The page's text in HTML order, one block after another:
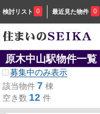
検討リスト 0 最近見た物件 0
原木中山駅物件一覧
募集中のみ表示
該当物件 7 棟
空き数 12 件